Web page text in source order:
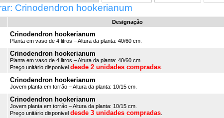
Crinodendron hookerianum
Designação
Crinodendron hookerianum
Planta em vaso de 4 litros – Altura da planta: 40/60 cm.
Crinodendron hookerianum
Planta em vaso de 4 litros – Altura da planta: 40/60 cm.
Preço unitário disponivel desde 2 unidades compradas
Crinodendron hookerianum
Jovem planta em torrão – Altura da planta: 10/15 cm.
Crinodendron hookerianum
Jovem planta em torrão – Altura da planta: 10/15 cm.
Preço unitário disponivel desde 3 unidades compradas